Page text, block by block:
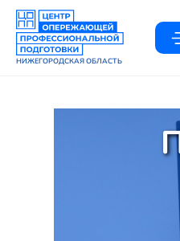
НИЖЕГОРОДСКАЯ ОБЛАСТЬ